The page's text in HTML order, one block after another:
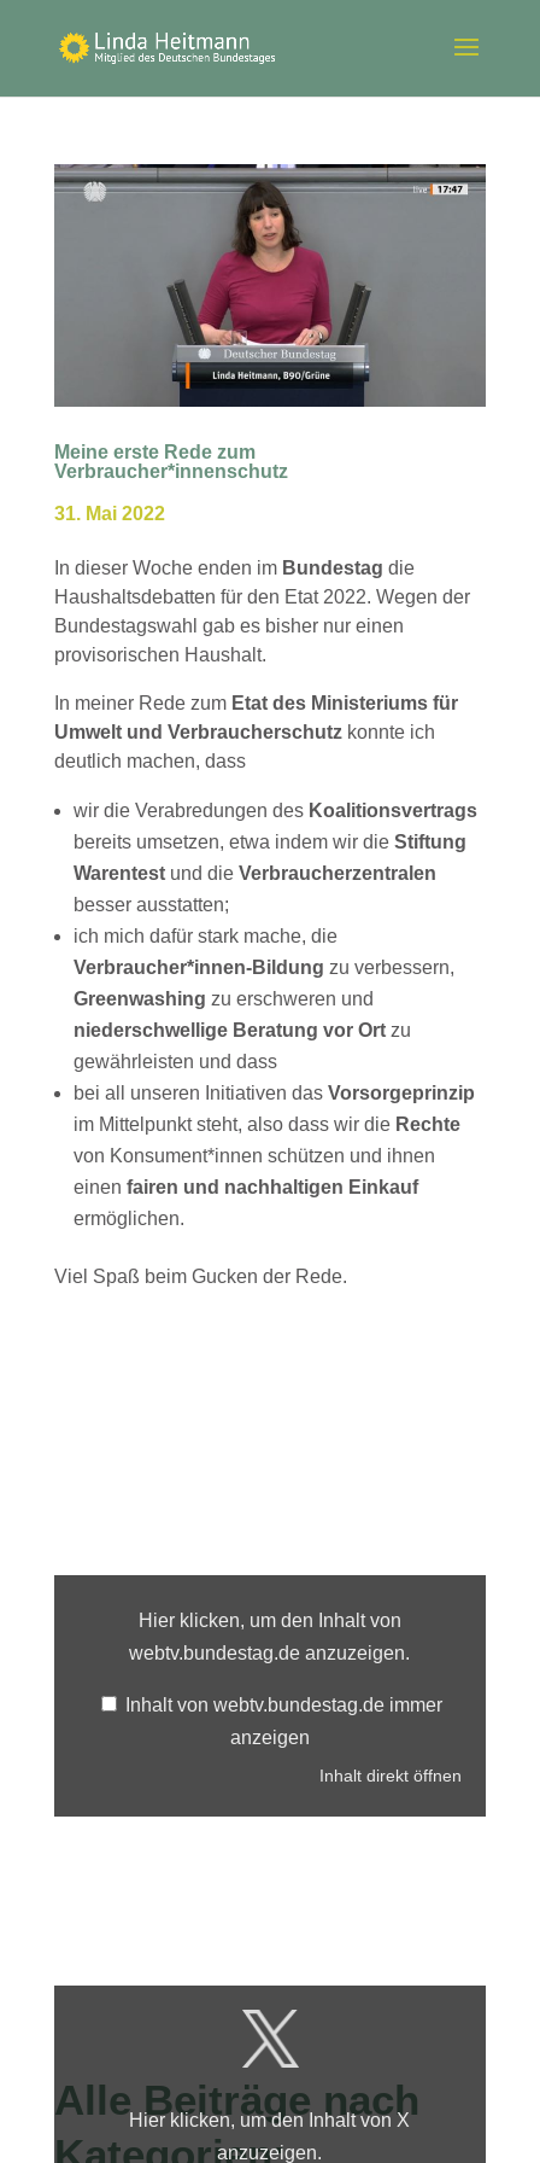
Meine erste Rede zum
Verbraucher*innenschutz
31. Mai 2022
In dieser Woche enden im Bundestag die
Haushaltsdebatten für den Etat 2022. Wegen der
Bundestagswahl gab es bisher nur einen
provisorischen Haushalt.
In meiner Rede zum Etat des Ministeriums für
Umwelt und Verbraucherschutzkonnte ich
deutlich machen, dass
wir die Verabredungen des Koalitionsvertrags
bereits umsetzen, etwa indem wir die Stiftung
Warentest und die Verbraucherzentralen
besser ausstatten;
ich mich dafür stark mache, die
Verbraucher*innen-Bildung zu verbessern,
Greenwashing zu erschweren und
niederschwellige Beratung vor Ortzu
gewährleisten und dass
bei all unseren Initiativen das Vorsorgeprinzip
im Mittelpunkt steht, also dass wir die Rechte
von Konsument*innen schützen und ihnen
einen fairen und nachhaltigen Einkauf
ermöglichen.
Viel Spaß beim Gucken der Rede.
webtv.bundestag.deHier klicken, um den Inhalt von
webtv.bundestag.de anzuzeigen.
Inhalt von webtv.bundestag.de immer
anzeigen
Inhalt direkt öffnen
Hier klicken, um den Inhalt von X
anzuzeigen.
Alle Beiträge nach